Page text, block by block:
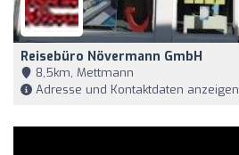
Reisebüro Növermann GmbH
8,5km, Mettmann
Adresse und Kontaktdaten anzeigen